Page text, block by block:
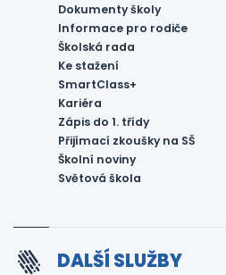
Dokumenty školy
Informace pro rodiče
Školská rada
Ke stažení
SmartClass+
Kariéra
Zápis do 1. třídy
Přijímací zkoušky na SŠ
Školní noviny
Světová škola
DALŠÍ SLUŽBY